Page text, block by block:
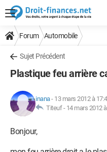
Forum Automobile
Sujet Précédent
Plastique feu arrière
inana- 13 mars 2012 à
Titeuf - 14 mars 2012
Bonjour,